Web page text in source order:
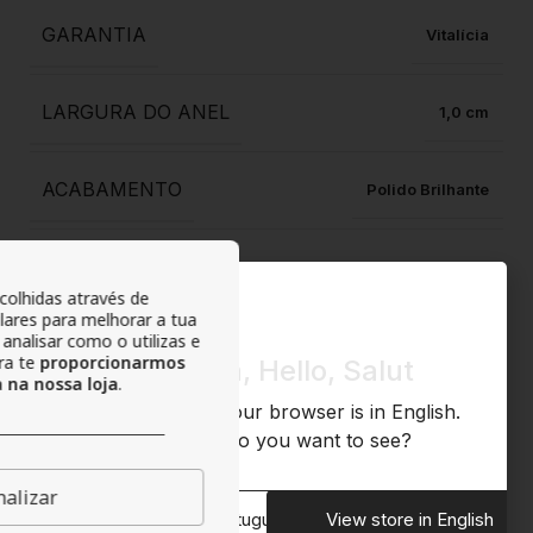
GARANTIA Vitalícia
LARGURA DO ANEL 1,0
ACABAMENTO Polido Brilhante
Sim
RESISTENTE À ÁGUA
RESISTENTE À OXIDAÇÃO
RESISTENTE À TRANSPIRAÇÃO
através de
para melhorar a tua
como o utilizas e
te proporcionarmos
nossa loja.Olá, Hola, Hello, Salut
We noticed that your browser is in English.
What store do you want to see?
View store in Portuguese View store in English